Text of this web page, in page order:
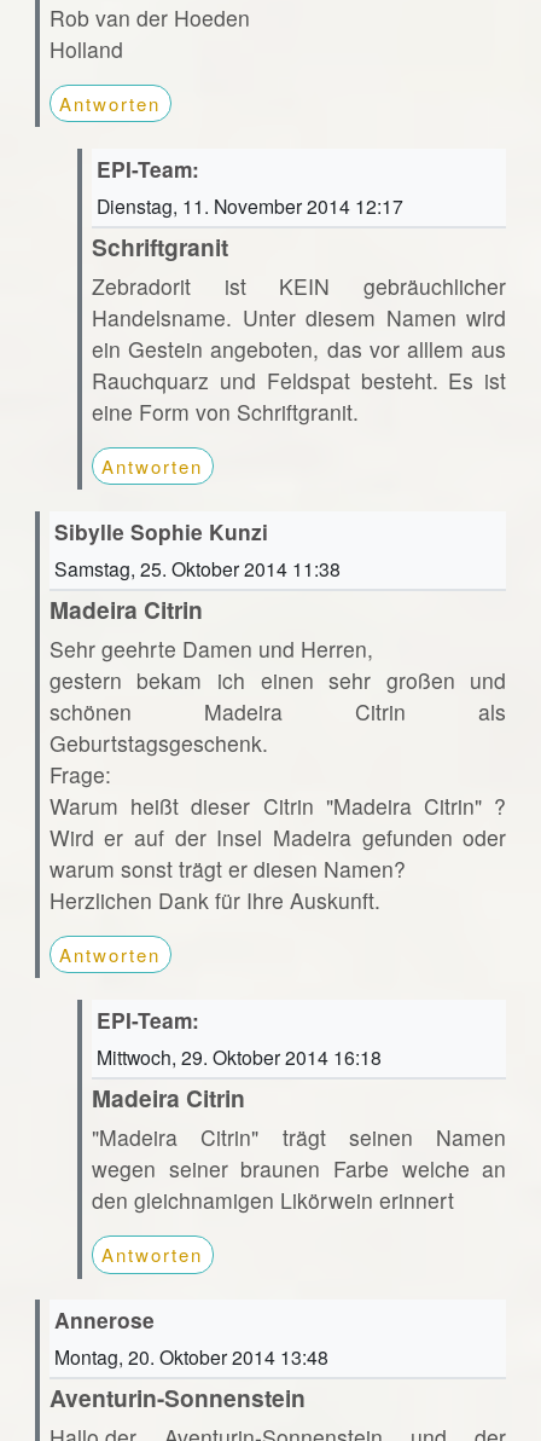
Rob van der Hoeden
Holland
Antworten
EPI-Team:
Dienstag, 11. November 2014 12:17
Schriftgranit
Zebradorit ist KEIN gebräuchlicher
Handelsname. Unter diesem Namen wird
ein Gestein angeboten, das vor alllem aus
Rauchquarz und Feldspat besteht. Es ist
eine Form von Schriftgranit.
Antworten
Sibylle Sophie Kunzi
Samstag, 25. Oktober 2014 11:38
Madeira Citrin
Sehr geehrte Damen und Herren,
gestern bekam ich einen sehr großen und
schönen Madeira Citrin als
Geburtstagsgeschenk.
Frage:
Warum heißt dieser Citrin "Madeira Citrin" ?
Wird er auf der Insel Madeira gefunden oder
warum sonst trägt er diesen Namen?
Herzlichen Dank für Ihre Auskunft.
Antworten
EPI-Team:
Mittwoch, 29. Oktober 2014 16:18
Madeira Citrin
"Madeira Citrin" trägt seinen Namen
wegen seiner braunen Farbe welche an
den gleichnamigen Likörwein erinnert
Antworten
Annerose
Montag, 20. Oktober 2014 13:48
Aventurin-Sonnenstein